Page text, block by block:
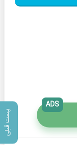
پست قبلی
ADS